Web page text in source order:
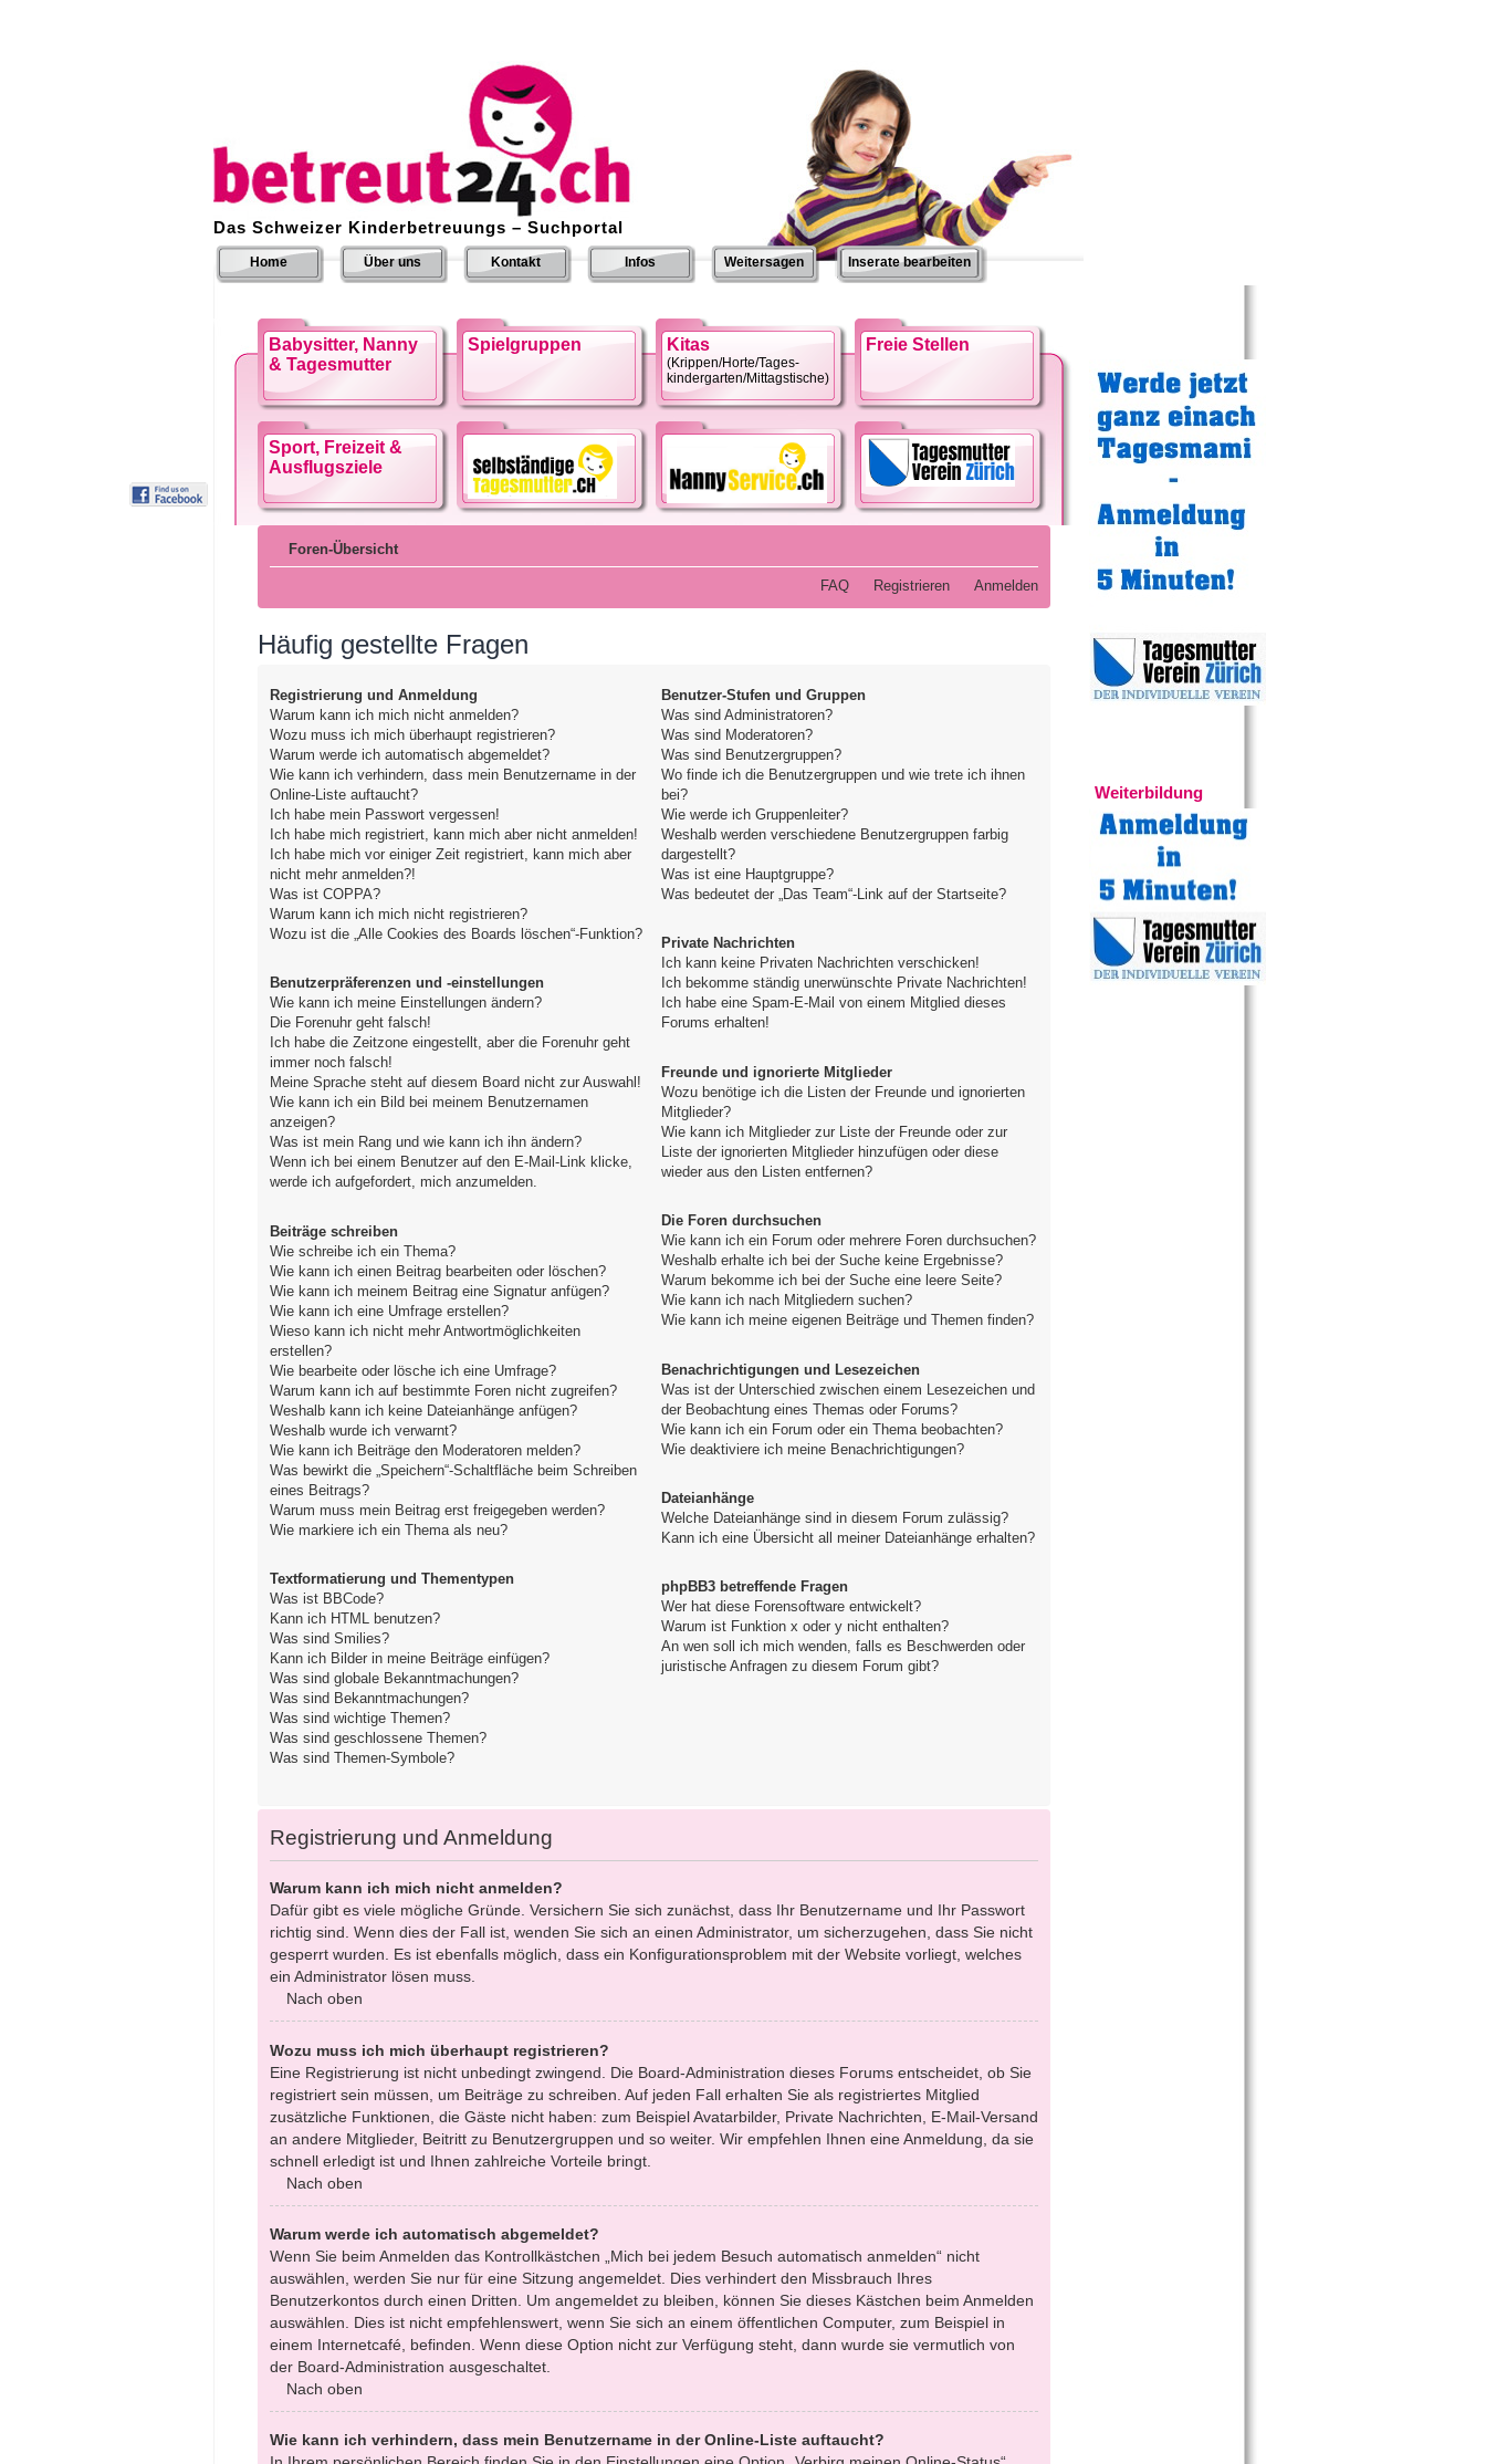
Das Schweizer Kinderbetreuungs – Suchportal
Home Über uns Kontakt Infos Weitersagen Inserate bearbeiten
Babysitter, Nanny
& Tagesmutter
Spielgruppen Kitas
(Krippen/Horte/Tages-
kindergarten/Mittagstische)
Freie Stellen
Sport, Freizeit &
Ausflugsziele
Foren-Übersicht
FAQ Registrieren Anmelden
Häufig gestellte Fragen
Registrierung und Anmeldung
Warum kann ich mich nicht anmelden?
Wozu muss ich mich überhaupt registrieren?
Warum werde ich automatisch abgemeldet?
Wie kann ich verhindern, dass mein Benutzername in der
Online-Liste auftaucht?
Ich habe mein Passwort vergessen!
Ich habe mich registriert, kann mich aber nicht anmelden!
Ich habe mich vor einiger Zeit registriert, kann mich aber
nicht mehr anmelden?!
Was ist COPPA?
Warum kann ich mich nicht registrieren?
Wozu ist die „Alle Cookies des Boards löschen“-Funktion?
Benutzerpräferenzen und -einstellungen
Wie kann ich meine Einstellungen ändern?
Die Forenuhr geht falsch!
Ich habe die Zeitzone eingestellt, aber die Forenuhr geht
immer noch falsch!
Meine Sprache steht auf diesem Board nicht zur Auswahl!
Wie kann ich ein Bild bei meinem Benutzernamen
anzeigen?
Was ist mein Rang und wie kann ich ihn ändern?
Wenn ich bei einem Benutzer auf den E-Mail-Link klicke,
werde ich aufgefordert, mich anzumelden.
Beiträge schreiben
Wie schreibe ich ein Thema?
Wie kann ich einen Beitrag bearbeiten oder löschen?
Wie kann ich meinem Beitrag eine Signatur anfügen?
Wie kann ich eine Umfrage erstellen?
Wieso kann ich nicht mehr Antwortmöglichkeiten
erstellen?
Wie bearbeite oder lösche ich eine Umfrage?
Warum kann ich auf bestimmte Foren nicht zugreifen?
Weshalb kann ich keine Dateianhänge anfügen?
Weshalb wurde ich verwarnt?
Wie kann ich Beiträge den Moderatoren melden?
Was bewirkt die „Speichern“-Schaltfläche beim Schreiben
eines Beitrags?
Warum muss mein Beitrag erst freigegeben werden?
Wie markiere ich ein Thema als neu?
Textformatierung und Thementypen
Was ist BBCode?
Kann ich HTML benutzen?
Was sind Smilies?
Kann ich Bilder in meine Beiträge einfügen?
Was sind globale Bekanntmachungen?
Was sind Bekanntmachungen?
Was sind wichtige Themen?
Was sind geschlossene Themen?
Was sind Themen-Symbole?
Benutzer-Stufen und Gruppen
Was sind Administratoren?
Was sind Moderatoren?
Was sind Benutzergruppen?
Wo finde ich die Benutzergruppen und wie trete ich ihnen
bei?
Wie werde ich Gruppenleiter?
Weshalb werden verschiedene Benutzergruppen farbig
dargestellt?
Was ist eine Hauptgruppe?
Was bedeutet der „Das Team“-Link auf der Startseite?
Private Nachrichten
Ich kann keine Privaten Nachrichten verschicken!
Ich bekomme ständig unerwünschte Private Nachrichten!
Ich habe eine Spam-E-Mail von einem Mitglied dieses
Forums erhalten!
Freunde und ignorierte Mitglieder
Wozu benötige ich die Listen der Freunde und ignorierten
Mitglieder?
Wie kann ich Mitglieder zur Liste der Freunde oder zur
Liste der ignorierten Mitglieder hinzufügen oder diese
wieder aus den Listen entfernen?
Die Foren durchsuchen
Wie kann ich ein Forum oder mehrere Foren durchsuchen?
Weshalb erhalte ich bei der Suche keine Ergebnisse?
Warum bekomme ich bei der Suche eine leere Seite?
Wie kann ich nach Mitgliedern suchen?
Wie kann ich meine eigenen Beiträge und Themen finden?
Benachrichtigungen und Lesezeichen
Was ist der Unterschied zwischen einem Lesezeichen und
der Beobachtung eines Themas oder Forums?
Wie kann ich ein Forum oder ein Thema beobachten?
Wie deaktiviere ich meine Benachrichtigungen?
Dateianhänge
Welche Dateianhänge sind in diesem Forum zulässig?
Kann ich eine Übersicht all meiner Dateianhänge erhalten?
phpBB3 betreffende Fragen
Wer hat diese Forensoftware entwickelt?
Warum ist Funktion x oder y nicht enthalten?
An wen soll ich mich wenden, falls es Beschwerden oder
juristische Anfragen zu diesem Forum gibt?
Registrierung und Anmeldung
Warum kann ich mich nicht anmelden?
Dafür gibt es viele mögliche Gründe. Versichern Sie sich zunächst, dass Ihr Benutzername und Ihr Passwort
richtig sind. Wenn dies der Fall ist, wenden Sie sich an einen Administrator, um sicherzugehen, dass Sie nicht
gesperrt wurden. Es ist ebenfalls möglich, dass ein Konfigurationsproblem mit der Website vorliegt, welches
ein Administrator lösen muss.
Nach oben
Wozu muss ich mich überhaupt registrieren?
Eine Registrierung ist nicht unbedingt zwingend. Die Board-Administration dieses Forums entscheidet, ob Sie
registriert sein müssen, um Beiträge zu schreiben. Auf jeden Fall erhalten Sie als registriertes Mitglied
zusätzliche Funktionen, die Gäste nicht haben: zum Beispiel Avatarbilder, Private Nachrichten, E-Mail-Versand
an andere Mitglieder, Beitritt zu Benutzergruppen und so weiter. Wir empfehlen Ihnen eine Anmeldung, da sie
schnell erledigt ist und Ihnen zahlreiche Vorteile bringt.
Nach oben
Warum werde ich automatisch abgemeldet?
Wenn Sie beim Anmelden das Kontrollkästchen „Mich bei jedem Besuch automatisch anmelden“ nicht
auswählen, werden Sie nur für eine Sitzung angemeldet. Dies verhindert den Missbrauch Ihres
Benutzerkontos durch einen Dritten. Um angemeldet zu bleiben, können Sie dieses Kästchen beim Anmelden
auswählen. Dies ist nicht empfehlenswert, wenn Sie sich an einem öffentlichen Computer, zum Beispiel in
einem Internetcafé, befinden. Wenn diese Option nicht zur Verfügung steht, dann wurde sie vermutlich von
der Board-Administration ausgeschaltet.
Nach oben
Wie kann ich verhindern, dass mein Benutzername in der Online-Liste auftaucht?
Weiterbildung